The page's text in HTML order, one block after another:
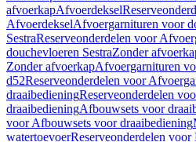
afvoerkapAfvoerdeksel
AfvoerdekselAfvoergarnituren voor
SestraReserveonderdelen voor
douchevloeren SestraZonder
Zonder afvoerkapAfvoergarnituren
d52Reserveonderdelen voor
draaibedieningReserveonderdelen
draaibedieningAfbouwsets voor
voor Afbouwsets voor draaibediening
watertoevoerReserveonderdelen